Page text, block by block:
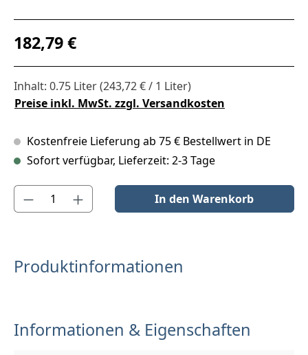
Regulärer Preis:
182,79 €
Inhalt: 0.75 Liter(243,72 € / 1 Liter)
Preise inkl. MwSt. zzgl. Versandkosten
Kostenfreie Lieferung ab 75 € Bestellwert in DE
Sofort verfügbar, Lieferzeit: 2-3 Tage
Produkt Anzahl: Gib den gewünschten Wert ein oder benutze
In den Warenkorb
Produktinformationen
Informationen & Eigenschaften